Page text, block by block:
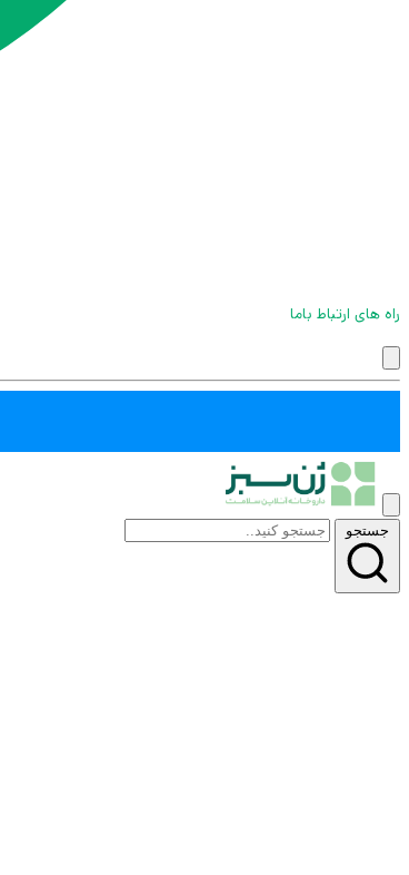
راه های ارتباط باما
جستجو